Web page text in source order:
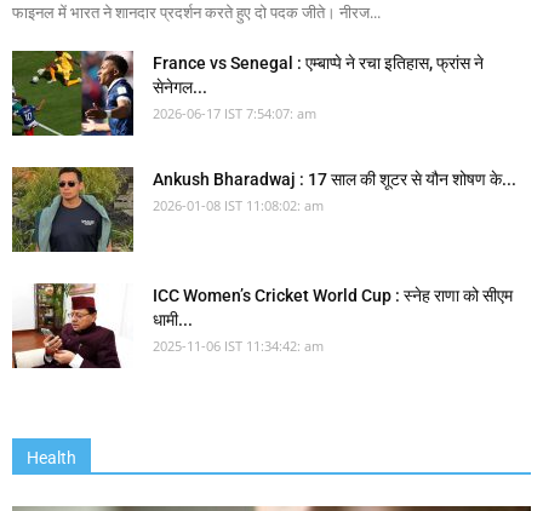
फाइनल में भारत ने शानदार प्रदर्शन करते हुए दो पदक जीते। नीरज...
France vs Senegal : एम्बाप्पे ने रचा इतिहास, फ्रांस ने
सेनेगल...
2026-06-17 IST 7:54:07: am
Ankush Bharadwaj : 17 साल की शूटर से यौन शोषण के...
2026-01-08 IST 11:08:02: am
ICC Women’s Cricket World Cup : स्नेह राणा को सीएम
धामी...
2025-11-06 IST 11:34:42: am
Health